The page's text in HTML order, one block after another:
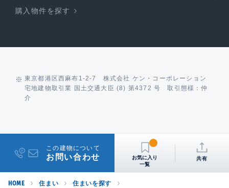
購入物件を探す
東京都港区西麻布1-2-7 株式会社 ケン・コーポレーション
宅地建物取引業 国土交通大臣 (8) 第4372 号 取引態様：仲
介
この建物について
お問い合わせ 共有
HOME 住まい 住まいを探す